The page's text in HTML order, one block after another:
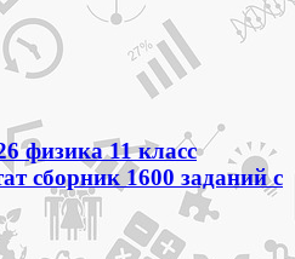
физика 11 класс
сборник 1600 заданий с